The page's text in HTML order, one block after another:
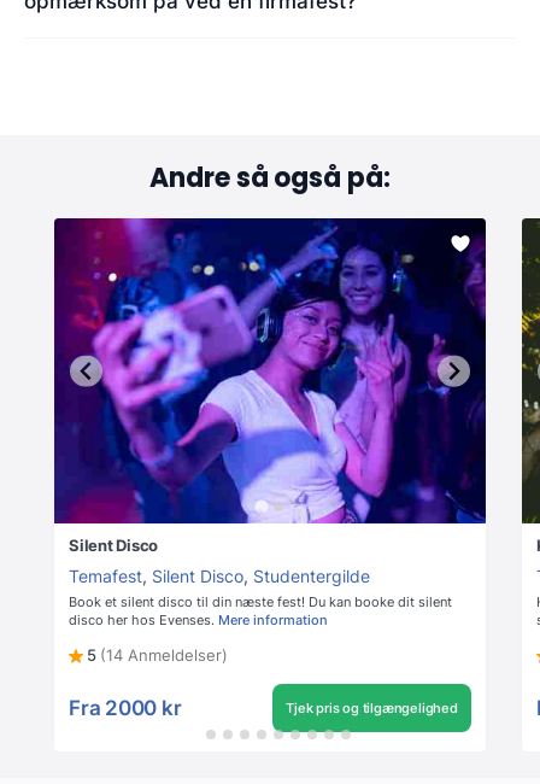
Andre så også på:
Silent Disco
Temafest, Silent Disco, Studentergilde
Book et silent disco til din næste fest! Du kan booke dit silent
disco her hos Evenses. Mere information
5 (14 Anmeldelser)
Fra 2000 kr Tjek pris og tilgængelighed